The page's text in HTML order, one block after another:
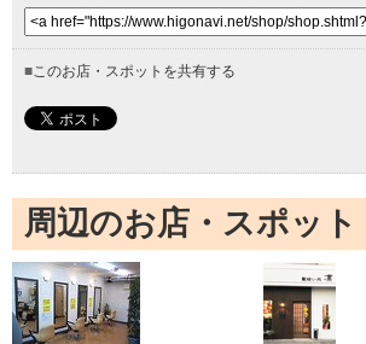
■このお店・スポットを共有する
周辺のお店・スポット